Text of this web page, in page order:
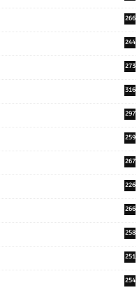
266
244
273
316
297
259
267
226
266
258
251
254